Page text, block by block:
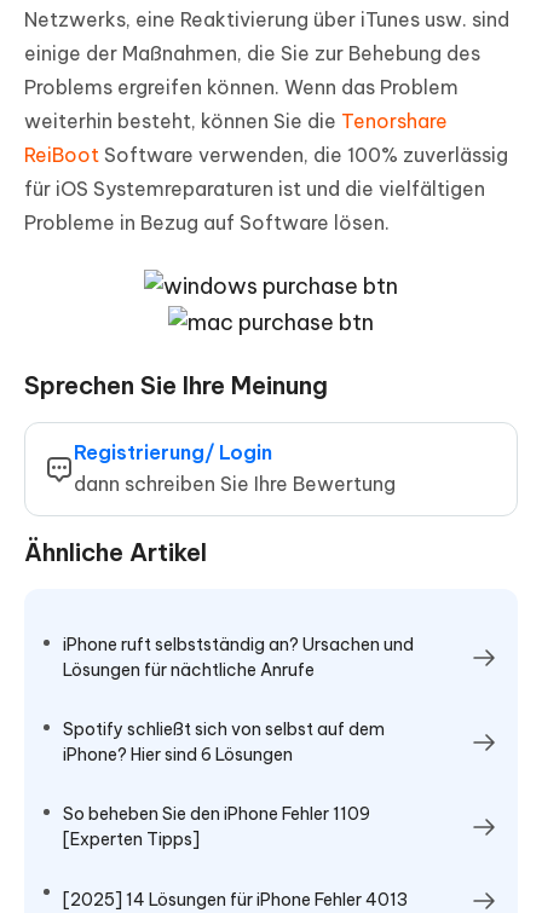
Netzwerks, eine Reaktivierung über iTunes usw. sind
einige der Maßnahmen, die Sie zur Behebung des
Problems ergreifen können. Wenn das Problem
weiterhin besteht, können Sie die Tenorshare
ReiBoot Software verwenden, die 100% zuverlässig
für iOS Systemreparaturen ist und die vielfältigen
Probleme in Bezug auf Software lösen.
Sprechen Sie Ihre Meinung
Registrierung/ Login
dann schreiben Sie Ihre Bewertung
Ähnliche Artikel
iPhone ruft selbstständig an? Ursachen und
Lösungen für nächtliche Anrufe
Spotify schließt sich von selbst auf dem
iPhone? Hier sind 6 Lösungen
So beheben Sie den iPhone Fehler 1109
[Experten Tipps]
[2025] 14 Lösungen für iPhone Fehler 4013